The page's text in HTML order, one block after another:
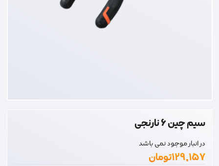
سیم چین 6 نارنجی
در انبار موجود نمی باشد
۱۲۹,۱۵۷تومان